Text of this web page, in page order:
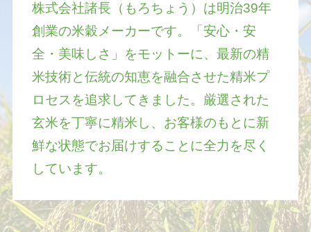
株式会社諸長（もろちょう）は明治39年
創業の米穀メーカーです。「安心・安
全・美味しさ」をモットーに、最新の精
米技術と伝統の知恵を融合させた精米プ
ロセスを追求してきました。厳選された
玄米を丁寧に精米し、お客様のもとに新
鮮な状態でお届けすることに全力を尽く
しています。